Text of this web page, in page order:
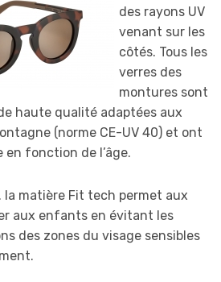
des rayons UV
venant sur les
côtés. Tous les
verres des
montures sont
haute qualité adaptées aux
(norme CE-UV 40) et ont
fonction de l’âge.
matière Fit tech permet aux
aux enfants en évitant les
des zones du visage sensibles